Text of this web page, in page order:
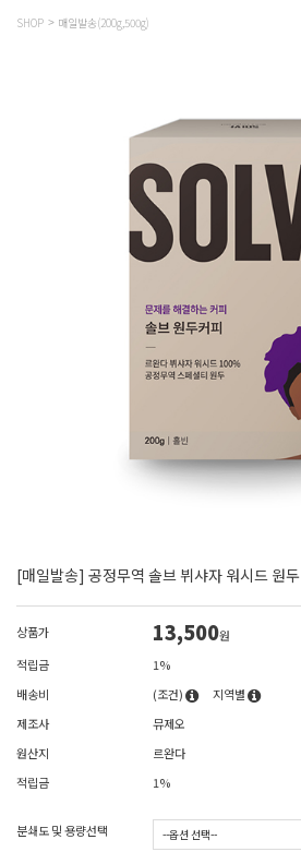
SHOP 매일발송(200g,500g)
[매일발송] 공정무역 솔브 뷔샤자 워시드 원두
상품가 13,500원
적립금
1%
배송비
(조건)
지역별
제조사
뮤제오
원산지
르완다
적립금
1%
분쇄도 및 용량선택